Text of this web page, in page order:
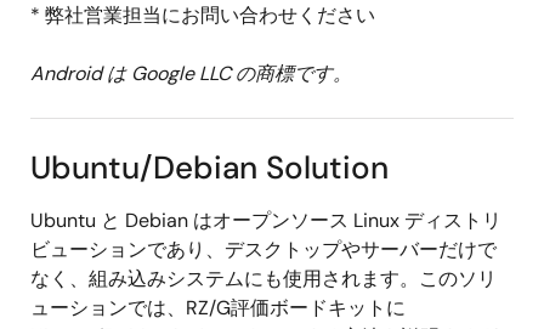
* 弊社営業担当にお問い合わせください
Android は Google LLC の商標です。
Ubuntu/Debian Solution
Ubuntu と Debian はオープンソース Linux ディストリ
ビューションであり、デスクトップやサーバーだけで
なく、組み込みシステムにも使用されます。このソリ
ューションでは、RZ/G評価ボードキットに